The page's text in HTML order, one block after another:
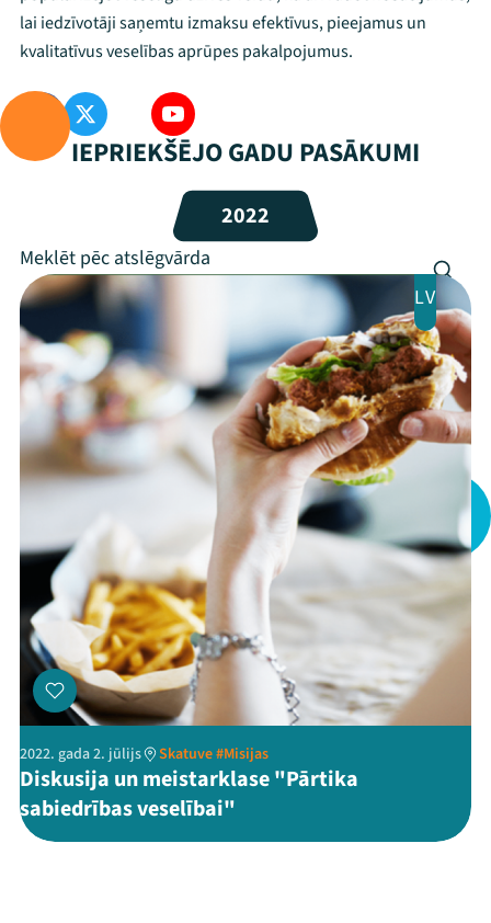
Mana programma
Programma
Viņi bija LAMPĀ 2026
Jaunumi
Ziedo
Veikals
Kontakti
ThreadsFacebookYoutube Instagram
Flick TikTok
lai iedzīvotāji saņemtu izmaksu efektīvus, pieejamus un
kvalitatīvus veselības aprūpes pakalpojumus.
IEPRIEKŠĒJO GADU PASĀKUMI
2022
LV
2022. gada 2. jūlijs Skatuve #Misijas
Diskusija un meistarklase "Pārtika
sabiedrības veselībai"